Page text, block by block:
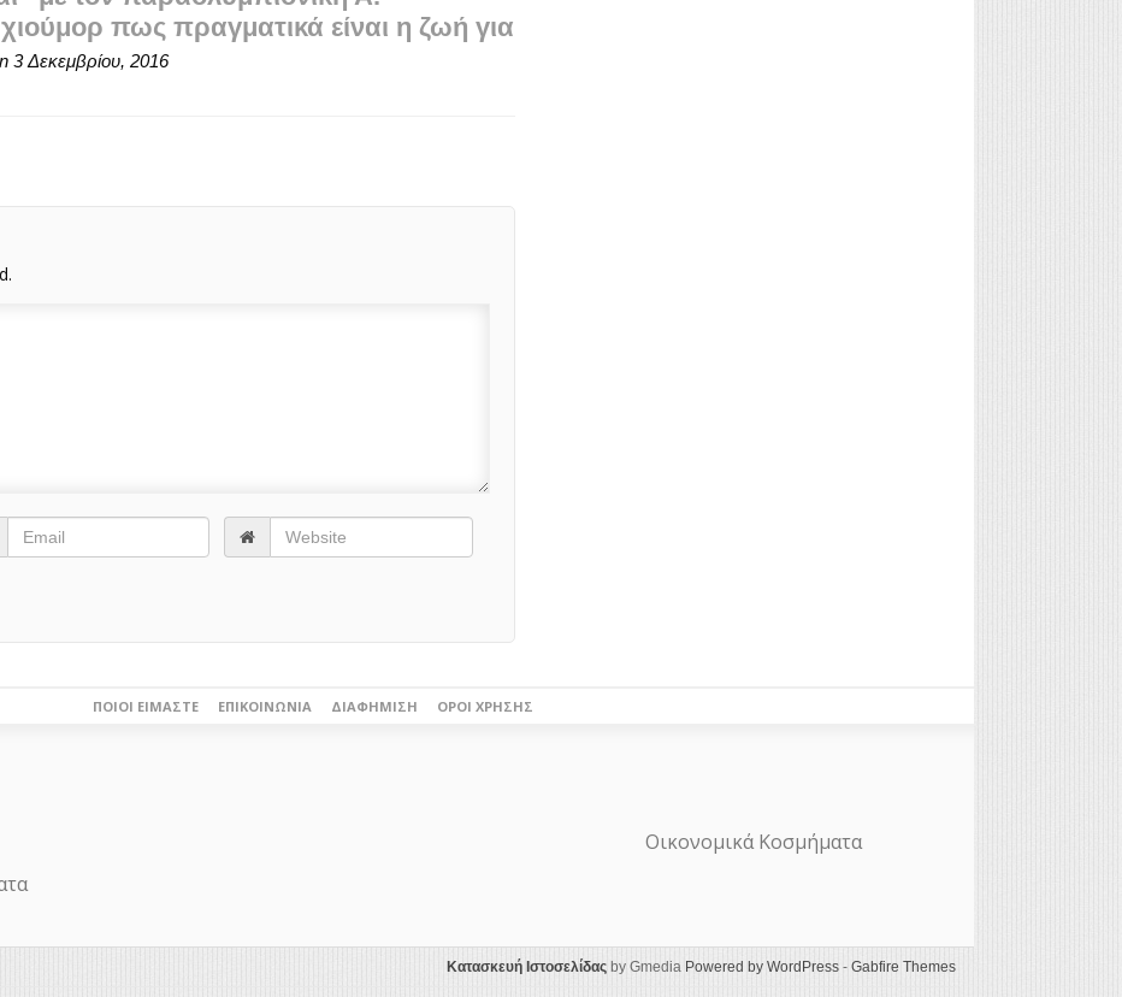
πως πραγματικά είναι η ζωή για
3 Δεκεμβρίου, 2016
ΠΟΙΟΙ ΕΊΜΑΣΤΕ ΕΠΙΚΟΙΝΩΝΊΑ ΔΙΑΦΉΜΙΣΗ ΌΡΟΙ ΧΡΉΣΗΣ
Οικονομικά Κοσμήματα
Κατασκευή Ιστοσελίδαςby Gmedia Powered by WordPress- Gabfire Themes